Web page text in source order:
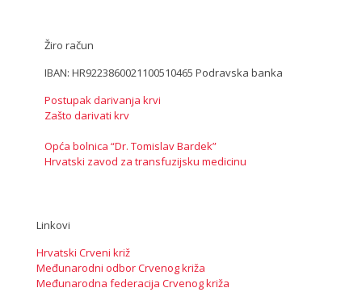
Žiro račun
IBAN: HR9223860021100510465 Podravska banka
Postupak darivanja krvi
Zašto darivati krv
Opća bolnica “Dr. Tomislav Bardek”
Hrvatski zavod za transfuzijsku medicinu
Linkovi
Hrvatski Crveni križ
Međunarodni odbor Crvenog križa
Međunarodna federacija Crvenog križa